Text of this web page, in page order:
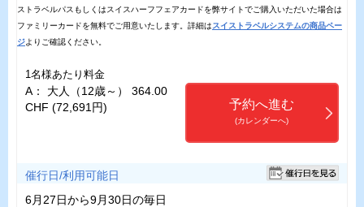
ストラベルパスもしくはスイスハーフフェアカードを弊サイトでご購入いただいた場合は
ファミリーカードを無料でご用意いたします。詳細はスイストラベルシステムの商品ペー
ジよりご確認ください。
1名様あたり料金
A： 大人（12歳～） 364.00
CHF (72,691円)
予約へ進む
(カレンダーへ)
催行日/利用可能日
6月27日から9月30日の毎日